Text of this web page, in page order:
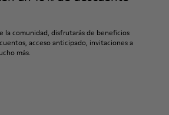
la comunidad, disfrutarás de beneficios
acceso anticipado, invitaciones a
más.